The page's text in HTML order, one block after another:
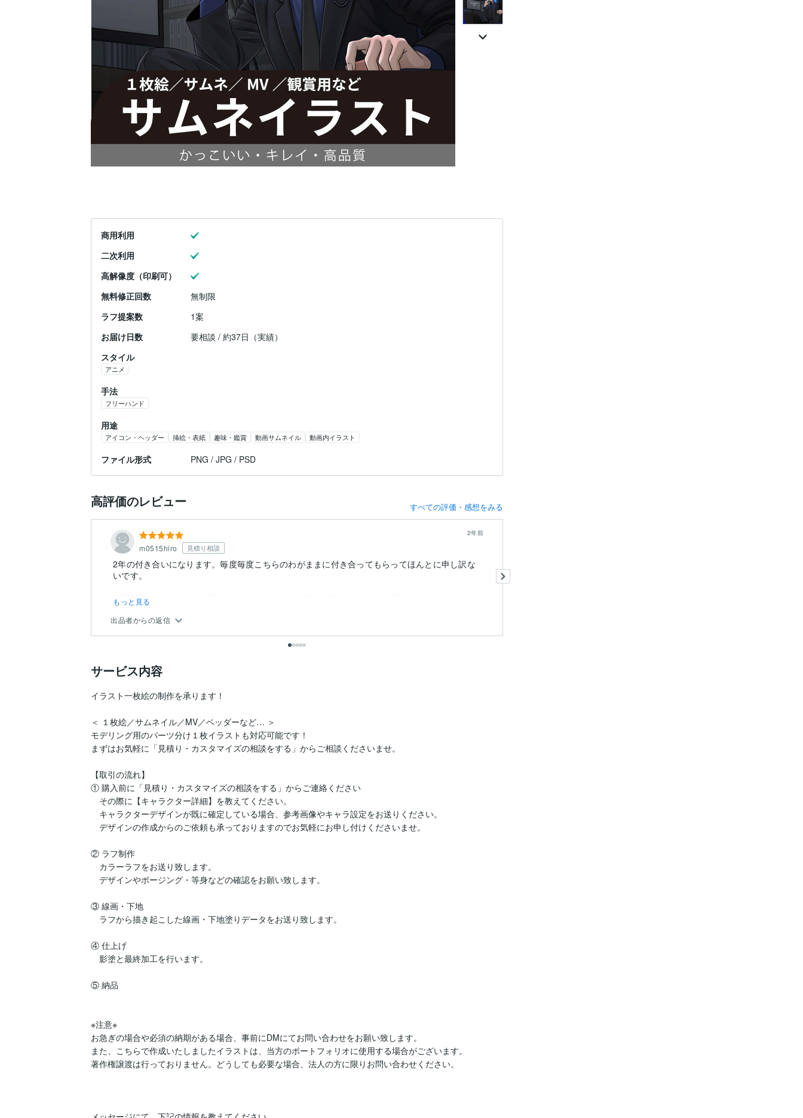
商用利用
二次利用
高解像度（印刷可）
無料修正回数
無制限
ラフ提案数
1案
お届け日数
要相談 / 約37日（実績）
スタイル
アニメ
手法
フリーハンド
用途
アイコン・ヘッダー 挿絵・表紙 趣味・鑑賞 動画サムネイル 動画内イラスト
ファイル形式 PNG / JPG / PSD
高評価のレビュー すべての評価・感想をみる
m0515hiro 見積り相談
2年前
2年の付き合いになります。毎度毎度こちらのわがままに付き合ってもらってほんとに申し訳な
いです。
今回納期が末になるとお聞きしていたのですが生誕祭に間に合うようして貰えました。御本人は
言ってこないですが相当急いでくれたと思います
もっと見る
出品者からの返信
サービス内容
イラスト一枚絵の制作を承ります！
＜ １枚絵／サムネイル／MV／ベッダーなど… ＞
モデリング用のパーツ分け１枚イラストも対応可能です！
まずはお気軽に「見積り・カスタマイズの相談をする」からご相談くださいませ。
【取引の流れ】
① 購入前に「見積り・カスタマイズの相談をする」からご連絡ください
その際に【キャラクター詳細】を教えてください。
キャラクターデザインが既に確定している場合、参考画像やキャラ設定をお送りください。
デザインの作成からのご依頼も承っておりますのでお気軽にお申し付けくださいませ。
② ラフ制作
カラーラフをお送り致します。
デザインやポージング・等身などの確認をお願い致します。
③ 線画・下地
ラフから描き起こした線画・下地塗りデータをお送り致します。
④ 仕上げ
影塗と最終加工を行います。
⑤ 納品
※注意※
お急ぎの場合や必須の納期がある場合、事前にDMにてお問い合わせをお願い致します。
また、こちらで作成いたしましたイラストは、当方のポートフォリオに使用する場合がございます。
著作権譲渡は行っておりません。どうしても必要な場合、法人の方に限りお問い合わせください。